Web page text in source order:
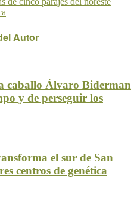
Autor
caballo Álvaro Biderman
y de perseguir los
el sur de San
centros de genética